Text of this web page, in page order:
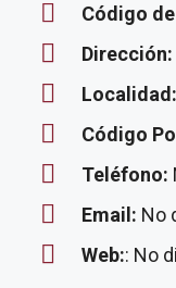
Código
Dirección:
Localidad:
Código
Teléfono:
Email: No
Web:: No